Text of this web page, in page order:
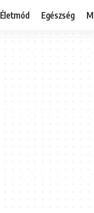
Életmód Egészség